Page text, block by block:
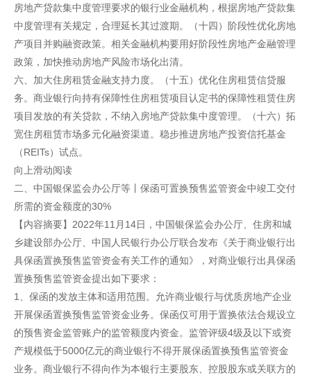
房地产贷款集中度管理要求的银行业金融机构，根据房地产贷款集
中度管理有关规定，合理延长其过渡期。（十四）阶段性优化房地
产项目并购融资政策。相关金融机构要用好阶段性房地产金融管理
政策，加快推动房地产风险市场化出清。
六、加大住房租赁金融支持力度。（十五）优化住房租赁信贷服
务。商业银行向持有保障性住房租赁项目认定书的保障性租赁住房
项目发放的有关贷款，不纳入房地产贷款集中度管理。（十六）拓
宽住房租赁市场多元化融资渠道。稳步推进房地产投资信托基金
（REITs）试点。
向上滑动阅读
二、中国银保监会办公厅等丨保函可置换预售监管资金中竣工交付
所需的资金额度的30%
【内容摘要】2022年11月14日，中国银保监会办公厅、住房和城
乡建设部办公厅、中国人民银行办公厅联合发布《关于商业银行出
具保函置换预售监管资金有关工作的通知》，对商业银行出具保函
置换预售监管资金提出如下要求：
1、保函的发放主体和适用范围。允许商业银行与优质房地产企业
开展保函置换预售监管资金业务。保函仅可用于置换依法合规设立
的预售资金监管账户的监管额度内资金。监管评级4级及以下或资
产规模低于5000亿元的商业银行不得开展保函置换预售监管资金
业务。商业银行不得向作为本银行主要股东、控股股东或关联方的